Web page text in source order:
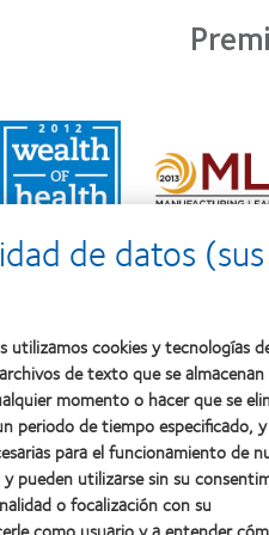
Learn
more
about
2011:
a
la
Learn
more
about
Premio
Manufacturing
100)
(2012)
de datos (sus
utilizamos cookies y tecnologías
de texto que se
momento o hacer que se
periodo de tiempo especificado,
para el funcionamiento de
pueden utilizarse sin su
o focalización con su